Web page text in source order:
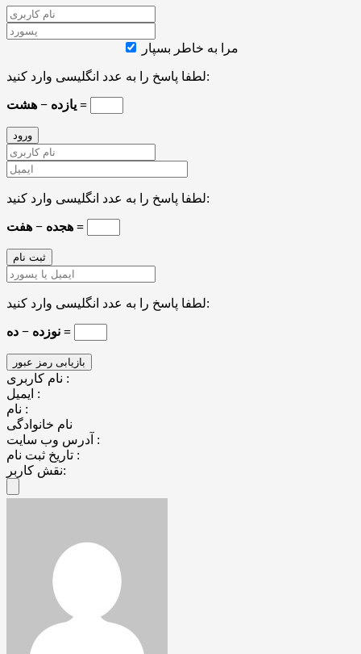
مرا به خاطر بسپار
لطفا پاسخ را به عدد انگلیسی وارد کنید:
یازده − هشت =
لطفا پاسخ را به عدد انگلیسی وارد کنید:
هجده − هفت =
لطفا پاسخ را به عدد انگلیسی وارد کنید:
نوزده − ده =
نام کاربری :
ایمیل :
نام :
نام خانوادگی
آدرس وب سایت :
تاریخ ثبت نام :
نقش کاربر: